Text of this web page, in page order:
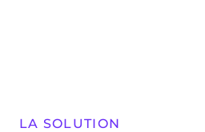
LA SOLUTION